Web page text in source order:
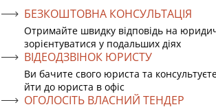
БЕЗКОШТОВНА КОНСУЛЬТАЦІЯ
Отримайте швидку відповідь на
зорієнтуватися у подальших діях
ВІДЕОДЗВІНОК ЮРИСТУ
Ви бачите свого юриста та
йти до юриста в офіс
ОГОЛОСІТЬ ВЛАСНИЙ ТЕНДЕР